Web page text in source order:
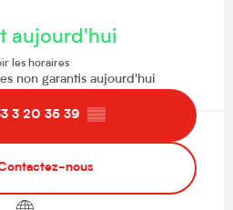
aujourd'hui
les horaires
non garantis aujourd'hui
3 20 35 39 ▒▒
nous